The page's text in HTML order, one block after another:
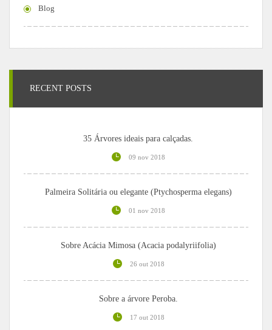
Blog
RECENT POSTS
35 Árvores ideais para calçadas.
09 nov 2018
Palmeira Solitária ou elegante (Ptychosperma elegans)
01 nov 2018
Sobre Acácia Mimosa (Acacia podalyriifolia)
26 out 2018
Sobre a árvore Peroba.
17 out 2018